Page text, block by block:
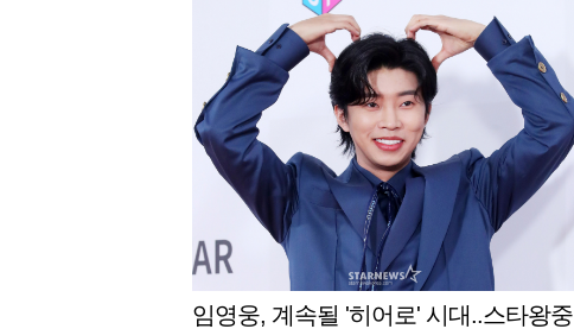
임영웅, 계속될 '히어로' 시대..스타왕중